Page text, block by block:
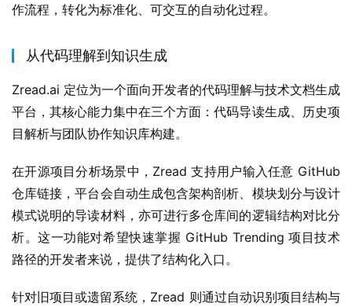
作流程，转化为标准化、可交互的自动化过程。
从代码理解到知识生成
Zread.ai 定位为一个面向开发者的代码理解与技术文档生成
平台，其核心能力集中在三个方面：代码导读生成、历史项
目解析与团队协作知识库构建。
在开源项目分析场景中，Zread 支持用户输入任意 GitHub
仓库链接，平台会自动生成包含架构剖析、模块划分与设计
模式说明的导读材料，亦可进行多仓库间的逻辑结构对比分
析。这一功能对希望快速掌握 GitHub Trending 项目技术
路径的开发者来说，提供了结构化入口。
针对旧项目或遗留系统，Zread 则通过自动识别项目结构与